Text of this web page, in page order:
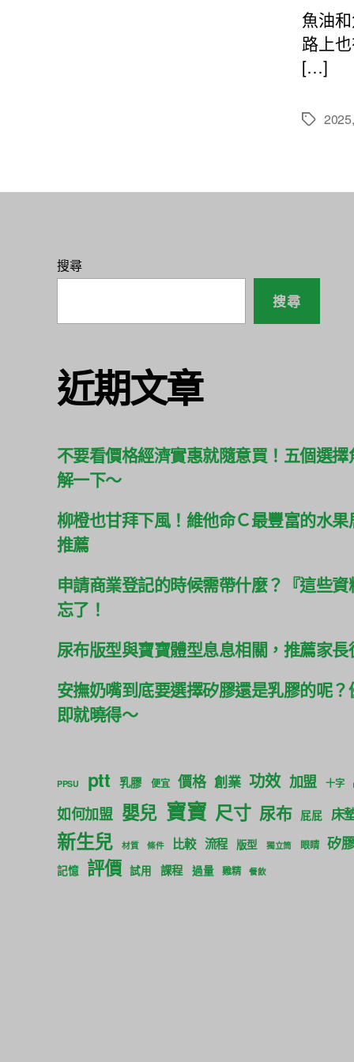
魚油
路上
[…]
標 2025
搜尋
搜尋
近期文章
不要看價格經濟實惠就隨意買！五個選
解一下～
柳橙也甘拜下風！維他命Ｃ最豐富的水
推薦
申請商業登記的時候需帶什麼？『這些
忘了！
尿布版型與寶寶體型息息相關，推薦家
安撫奶嘴到底要選擇矽膠還是乳膠的呢
即就曉得～
PPSU ptt 乳膠 便宜 價格 創業 功效 加盟 十字
如何加盟 嬰兒 寶寶 尺寸 尿布 屁屁 床
新生兒 材質 條件 比較 流程 版型 獨立筒 眼睛 矽
記憶 評價 試用 課程 過量 雞精 餐飲